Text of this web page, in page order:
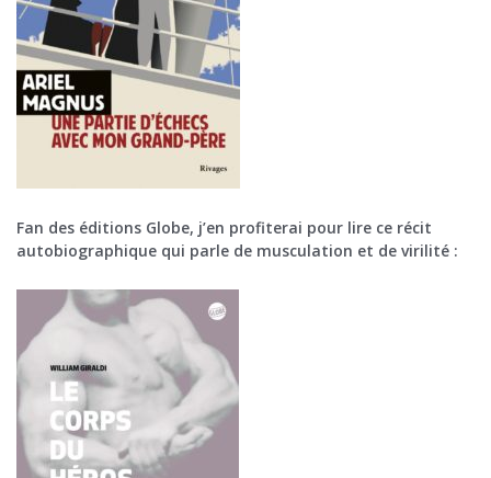
Fan des éditions Globe, j’en profiterai pour lire ce récit
autobiographique qui parle de musculation et de virilité :